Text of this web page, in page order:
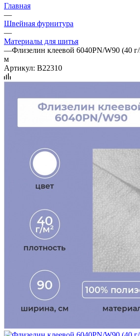
Главная
—
Швейная фурнитура
—
Материалы для шитья
—Флизелин клеевой 6040PN/W90 (40
м
Артикул: B22310